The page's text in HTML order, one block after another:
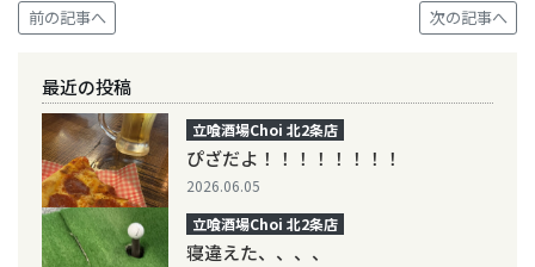
前の記事へ 次の記事へ
最近の投稿
立喰酒場Choi 北2条店
ぴざだよ！！！！！！！！
2026.06.05
立喰酒場Choi 北2条店
寝違えた、、、、